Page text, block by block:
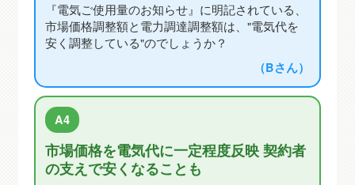
『電気ご使用量のお知らせ』に明記されている、
市場価格調整額と電力調達調整額は、"電気代を
安く調整している"のでしょうか？
（Bさん）
A4
市場価格を電気代に一定程度反映 契約者
の支えで安くなることも